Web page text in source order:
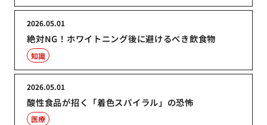
絶対NG！ホワイトニング後に避けるべき飲食物
2026.05.01
知識
酸性食品が招く「着色スパイラル」の恐怖
2026.05.01
医療